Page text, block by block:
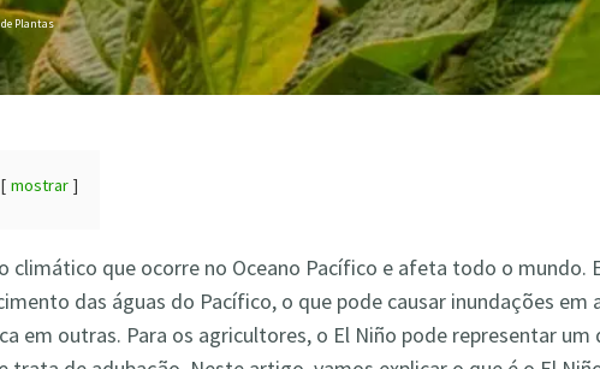
Plantas
mostrar
climático que ocorre no Oceano Pacífico e afeta todo o mundo.
das águas do Pacífico, o que pode causar inundações em
em outras. Para os agricultores, o El Niño pode representar um